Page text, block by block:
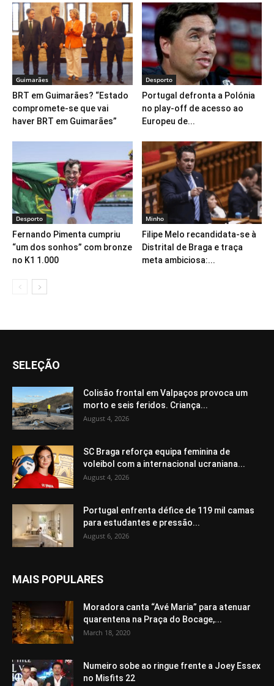
Guimarães
BRT em Guimarães? “Estado
compromete-se que vai
haver BRT em Guimarães”
Desporto
Portugal defronta a Polónia
no play-off de acesso ao
Europeu de...
Desporto
Fernando Pimenta cumpriu
“um dos sonhos” com bronze
no K1 1.000
Minho
Filipe Melo recandidata-se à
Distrital de Braga e traça
meta ambiciosa:...
SELEÇÃO
Colisão frontal em Valpaços provoca um
morto e seis feridos. Criança...
August 4, 2026
SC Braga reforça equipa feminina de
voleibol com a internacional ucraniana...
August 4, 2026
Portugal enfrenta défice de 119 mil camas
para estudantes e pressão...
August 6, 2026
MAIS POPULARES
Moradora canta “Avé Maria” para atenuar
quarentena na Praça do Bocage,...
March 18, 2020
Numeiro sobe ao ringue frente a Joey Essex
no Misfits 22